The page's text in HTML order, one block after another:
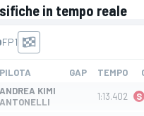
in tempo reale